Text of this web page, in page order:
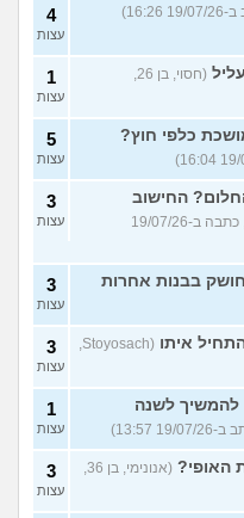
4
עצות
(חסוי, בן 26,
1
עצות
כלפי חוץ? 5
עצות
החישוב
(ירין, בת 19, כתבה ב-19/07/26
3
עצות
חושק בבנות אחרות 3
עצות
איתו
(Stoyosach,
3
עצות
להמשיך לשנה
1
עצות
האופי?
(אנונימי, בן 36,
3
עצות